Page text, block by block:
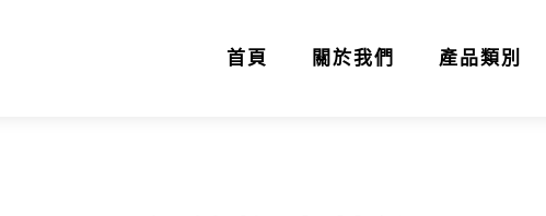
首頁 關於我們 產品類別